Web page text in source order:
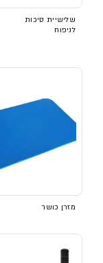
שלישיית סיכות
לניפוח
מזרן כושר